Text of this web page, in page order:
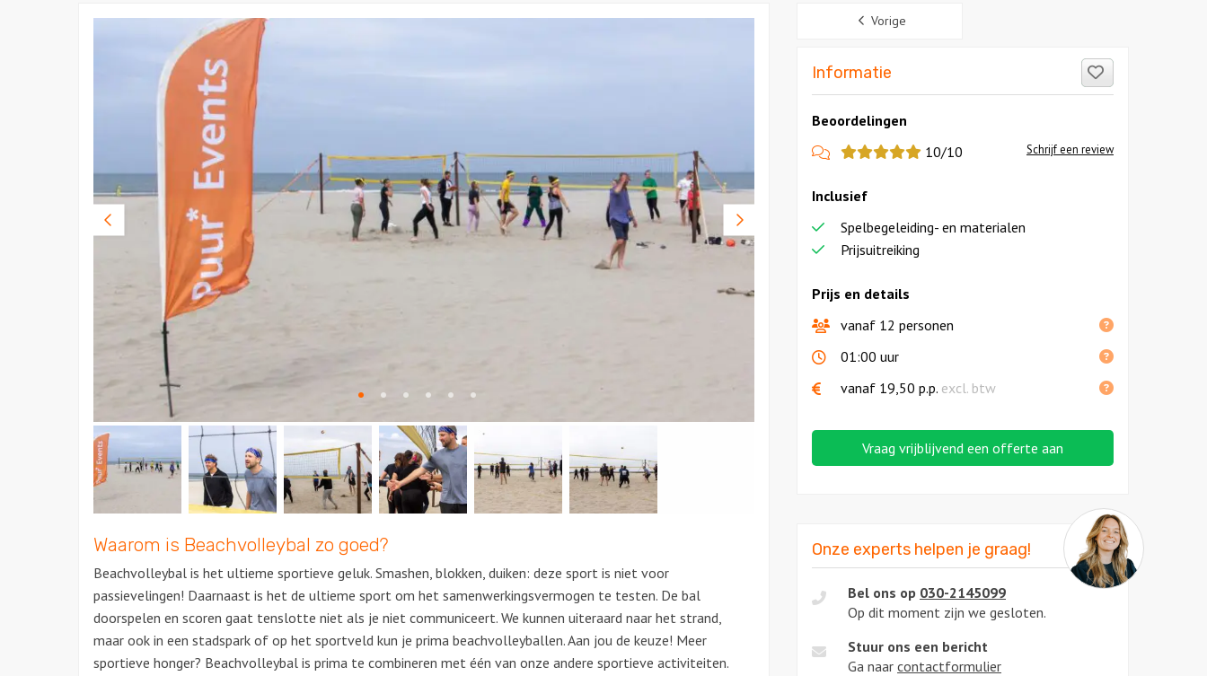
foto
Volgende
foto
Waarom is Beachvolleybal zo goed?
Beachvolleybal is het ultieme sportieve geluk. Smashen, blokken, duiken: deze sport is niet voor
passievelingen! Daarnaast is het de ultieme sport om het samenwerkingsvermogen te testen. De bal
doorspelen en scoren gaat tenslotte niet als je niet communiceert. We kunnen uiteraard naar het strand,
maar ook in een stadspark of op het sportveld kun je prima beachvolleyballen. Aan jou de keuze! Meer
sportieve honger? Beachvolleybal is prima te combineren met één van onze andere sportieve activiteiten.
Sidebar
Vorige
Informatie
Beoordelingen
View
reviews
10/10 Schrijf een review
Prijs en details
vanaf 12 personen
01:00 uur
vanaf 19,50 p.p. excl. btw
Inclusief
Spelbegeleiding- en materialen
Prijsuitreiking
Vraag vrijblijvend een offerte aan
Onze experts helpen je graag!
Bel ons op 030-2145099
Op dit moment zijn we gesloten.
Stuur ons een bericht
Ga naar contactformulier